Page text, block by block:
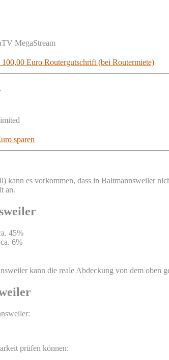
MegaStream
Euro Routergutschrift (bei Routermiete)
sparen
kann es vorkommen, dass in Baltmannsweiler
an.
45%
6%
kann die reale Abdeckung von dem oben
prüfen können: